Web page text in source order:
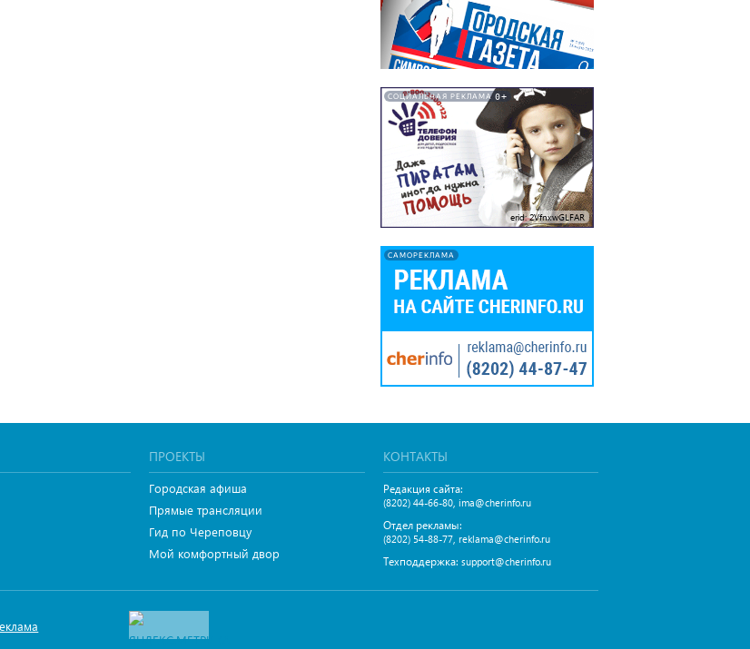
СОЦИАЛЬНАЯ РЕКЛАМА 0+
erid: 2VfnxwGLFAR
САМОРЕКЛАМА
ПРОЕКТЫ
Городская афиша
Прямые трансляции
Гид по Череповцу
Мой комфортный двор
КОНТАКТЫ
Редакция сайта:
(8202) 44-66-80, ima@cherinfo.ru
Отдел рекламы:
(8202) 54-88-77, reklama@cherinfo.ru
Техподдержка: support@cherinfo.ru